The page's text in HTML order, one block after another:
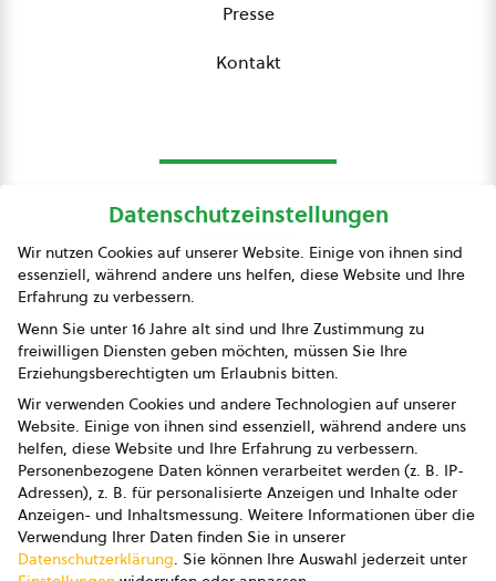
Presse
Kontakt
Presse
Impressum
Datenschutz
AGB
AGB Marketing GmbH
AGB Bildung
Newsletter
Datenschutzeinstellungen
Wir nutzen Cookies auf unserer Website. Einige von ihnen sind
essenziell, während andere uns helfen, diese Website und Ihre
Erfahrung zu verbessern.
Wenn Sie unter 16 Jahre alt sind und Ihre Zustimmung zu
freiwilligen Diensten geben möchten, müssen Sie Ihre
Erziehungsberechtigten um Erlaubnis bitten.
Wir verwenden Cookies und andere Technologien auf unserer
Website. Einige von ihnen sind essenziell, während andere uns
helfen, diese Website und Ihre Erfahrung zu verbessern.
Personenbezogene Daten können verarbeitet werden (z. B. IP-
Adressen), z. B. für personalisierte Anzeigen und Inhalte oder
Anzeigen- und Inhaltsmessung. Weitere Informationen über die
Verwendung Ihrer Daten finden Sie in unserer
Datenschutzerklärung. Sie können Ihre Auswahl jederzeit unter